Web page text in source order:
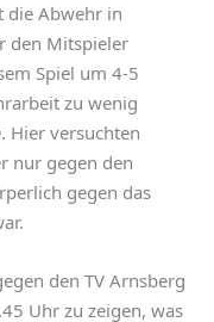
die Abwehr in
den Mitspieler
Spiel um 4-5
zu wenig
Hier versuchten
nur gegen den
gegen das
den TV Arnsberg
Uhr zu zeigen, was